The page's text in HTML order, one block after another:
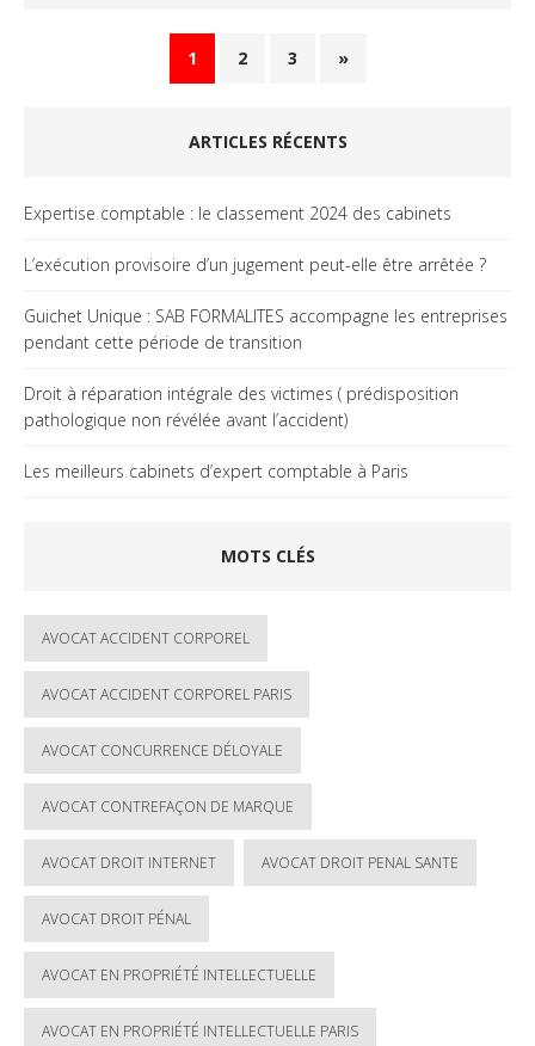
1 2 3 »
ARTICLES RÉCENTS
Expertise comptable : le classement 2024 des cabinets
L’exécution provisoire d’un jugement peut-elle être arrêtée ?
Guichet Unique : SAB FORMALITES accompagne les entreprises
pendant cette période de transition
Droit à réparation intégrale des victimes ( prédisposition
pathologique non révélée avant l’accident)
Les meilleurs cabinets d’expert comptable à Paris
MOTS CLÉS
AVOCAT ACCIDENT CORPOREL
AVOCAT ACCIDENT CORPOREL PARIS
AVOCAT CONCURRENCE DÉLOYALE
AVOCAT CONTREFAÇON DE MARQUE
AVOCAT DROIT INTERNET AVOCAT DROIT PENAL SANTE
AVOCAT DROIT PÉNAL
AVOCAT EN PROPRIÉTÉ INTELLECTUELLE
AVOCAT EN PROPRIÉTÉ INTELLECTUELLE PARIS